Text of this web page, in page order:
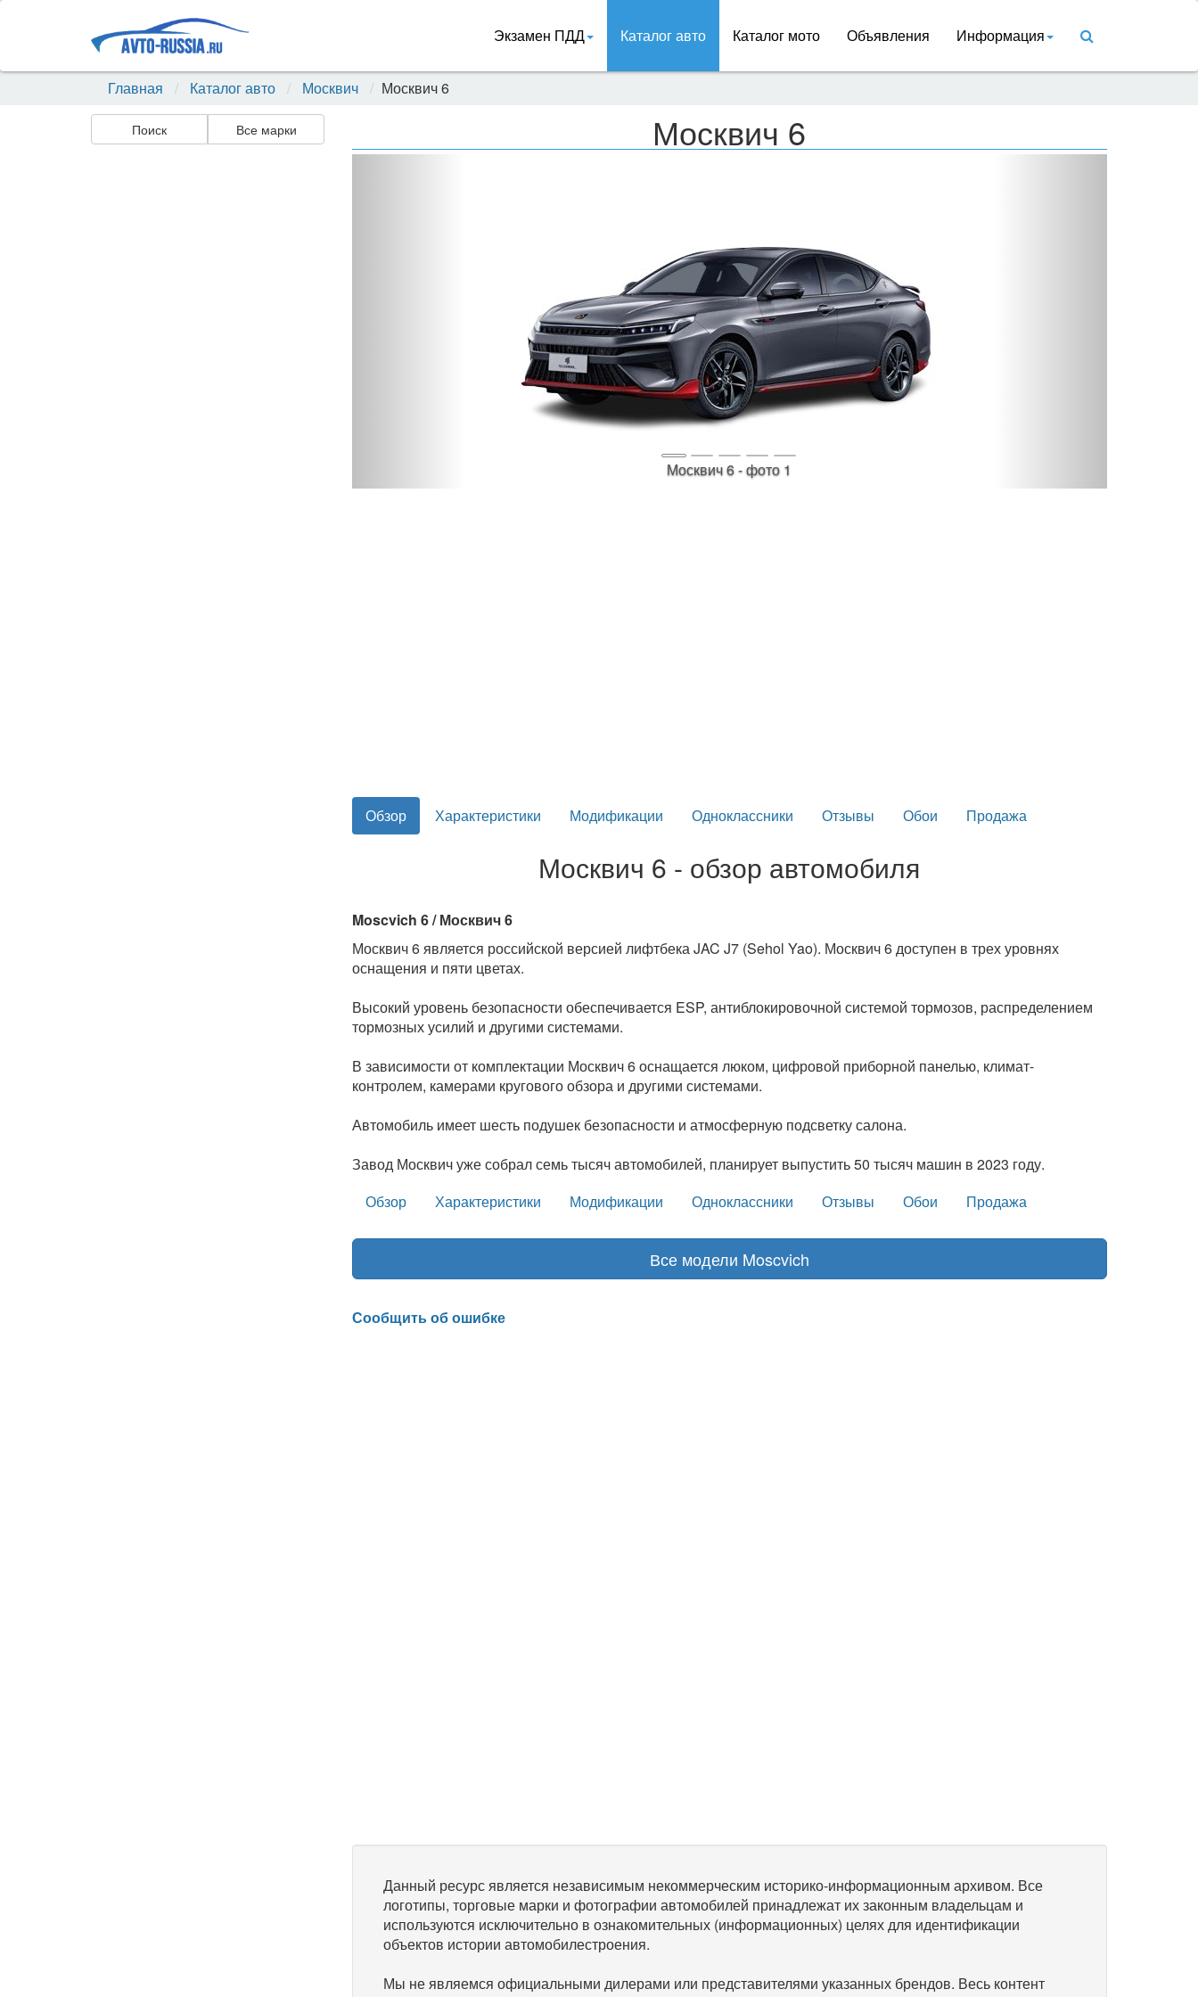
Экзамен ПДД Каталог авто Каталог мото Объявления Информация
Главная Каталог авто Москвич Москвич 6
Поиск Все марки Москвич 6
Москвич 6 - фото 1
Обзор Характеристики Модификации Одноклассники Отзывы Обои Продажа
Москвич 6 - обзор автомобиля
Moscvich 6 / Москвич 6
Москвич 6 является российской версией лифтбека JAC J7 (Sehol Yao). Москвич 6 доступен в трех уровнях
оснащения и пяти цветах.
Высокий уровень безопасности обеспечивается ESP, антиблокировочной системой тормозов, распределением
тормозных усилий и другими системами.
В зависимости от комплектации Москвич 6 оснащается люком, цифровой приборной панелью, климат-
контролем, камерами кругового обзора и другими системами.
Автомобиль имеет шесть подушек безопасности и атмосферную подсветку салона.
Завод Москвич уже собрал семь тысяч автомобилей, планирует выпустить 50 тысяч машин в 2023 году.
Обзор
Характеристики Модификации Одноклассники Отзывы Обои Продажа
Все модели Moscvich
Сообщить об ошибке
Данный ресурс является независимым некоммерческим историко-информационным архивом. Все
логотипы, торговые марки и фотографии автомобилей принадлежат их законным владельцам и
используются исключительно в ознакомительных (информационных) целях для идентификации
объектов истории автомобилестроения.
Мы не являемся официальными дилерами или представителями указанных брендов. Весь контент